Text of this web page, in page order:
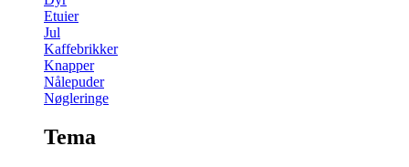
Etuier
Jul
Kaffebrikker
Knapper
Nålepuder
Nøgleringe
Tema